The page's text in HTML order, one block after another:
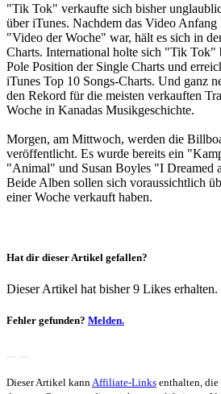
"Tik Tok" verkaufte sich bisher
über iTunes. Nachdem das Video
"Video der Woche" war, hält es sich in
Charts. International holte sich "Tik Tok"
Pole Position der Single Charts und
iTunes Top 10 Songs-Charts. Und ganz
den Rekord für die meisten verkauften
Woche in Kanadas Musikgeschichte.
Morgen, am Mittwoch, werden die
veröffentlicht. Es wurde bereits ein
"Animal" und Susan Boyles "I Dreamed
Beide Alben sollen sich voraussichtlich
einer Woche verkauft haben.
Hat dir dieser Artikel gefallen?
Dieser Artikel hat bisher 9 Likes erhalten.
Fehler gefunden? Melden.
Dieser Artikel kann Affiliate-Links enthalten,